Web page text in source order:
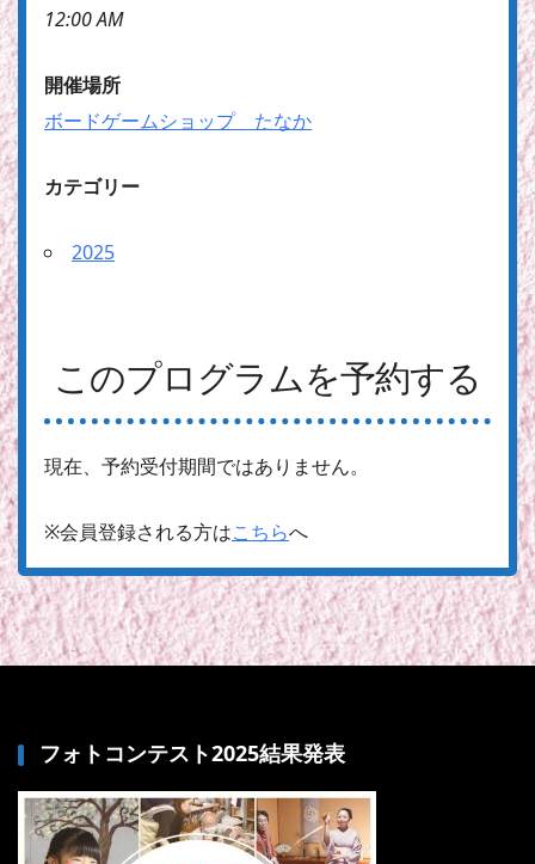
12:00 AM
開催場所
ボードゲームショップ たなか
カテゴリー
2025
このプログラムを予約する
現在、予約受付期間ではありません。
※会員登録される方はこちらへ
フォトコンテスト2025結果発表